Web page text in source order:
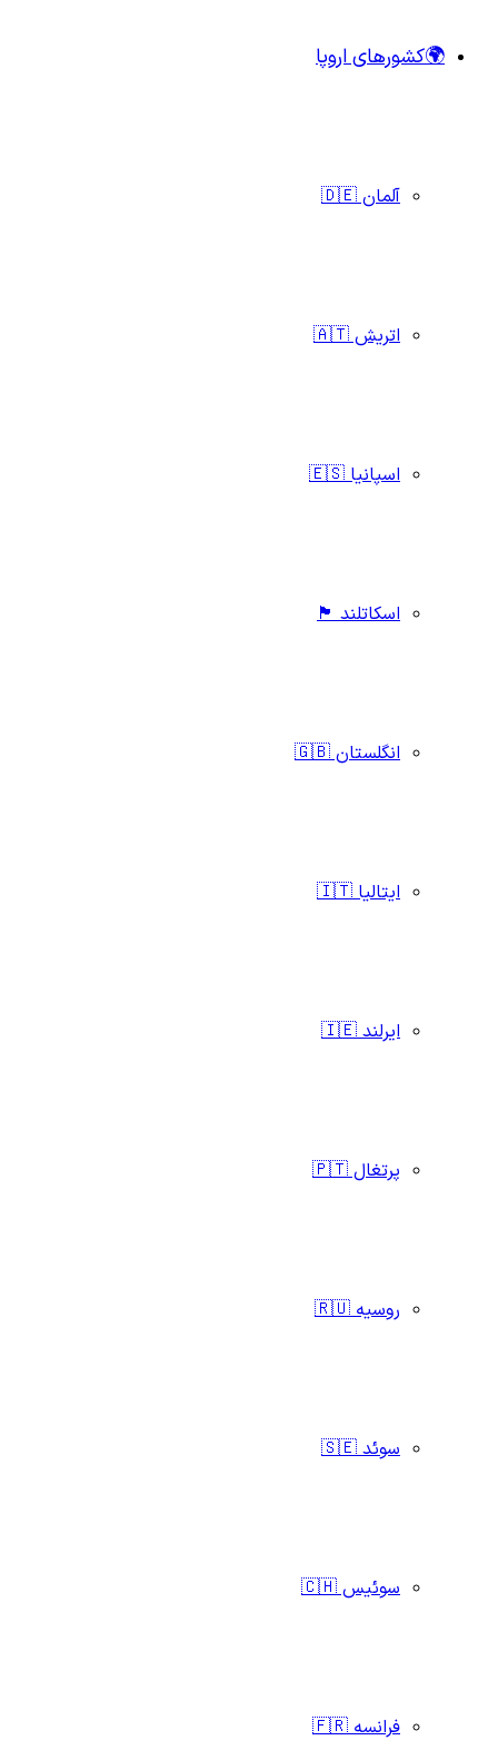
🌍کشورهای اروپا
آلمان 🇩🇪
اتریش 🇦🇹
اسپانیا 🇪🇸
اسکاتلند 🏴󠁧󠁢󠁳󠁣󠁴󠁿
انگلستان 🇬🇧
ایتالیا 🇮🇹
ایرلند 🇮🇪
پرتغال 🇵🇹
روسیه 🇷🇺
سوئد 🇸🇪
سوئیس 🇨🇭
فرانسه 🇫🇷